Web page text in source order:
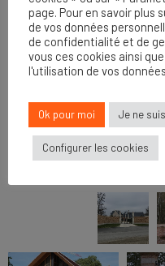
page. Pour en savoir plus
de vos données
de confidentialité et de
vous ces cookies ainsi
l'utilisation de vos
Ok pour moi Je ne
Configurer les cookies